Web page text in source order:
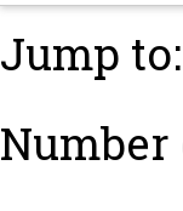
Jump to: